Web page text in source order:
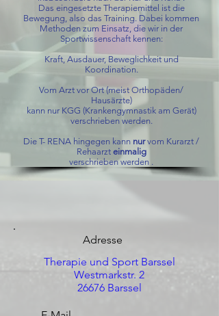
Das eingesetzte Therapiemittel ist die
Bewegung, also das Training. Dabei kommen
Methoden zum Einsatz, die wir in der
Sportwissenschaft kennen:
Kraft, Ausdauer, Beweglichkeit und
Koordination.
Vom Arzt vor Ort (meist Orthopäden/
Hausärzte)
kann nur KGG (Krankengymnastik am Gerät)
verschrieben werden.
Die T- RENA hingegen kann nurvom Kurarzt /
Rehaarzt einmalig
verschrieben werden .
Adresse
Therapie und Sport Barssel
Westmarkstr. 2
26676 Barssel